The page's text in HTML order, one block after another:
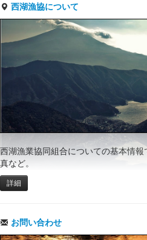
西湖漁協について
西湖漁業協同組合についての基本情
真など。
詳細
お問い合わせ